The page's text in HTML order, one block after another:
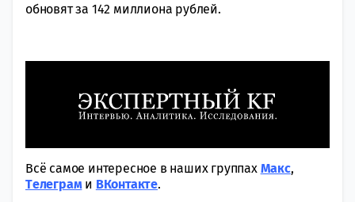
обновят за 142 миллиона рублей.
Всё самое интересное в наших группах Макс,
Tелеграми ВКонтакте.